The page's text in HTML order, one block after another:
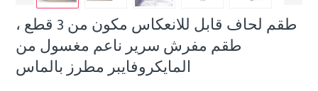
طقم لحاف قابل للانعكاس مكون من 3 قطع ،
طقم مفرش سرير ناعم مغسول من
المايكروفايبر مطرز بالماس